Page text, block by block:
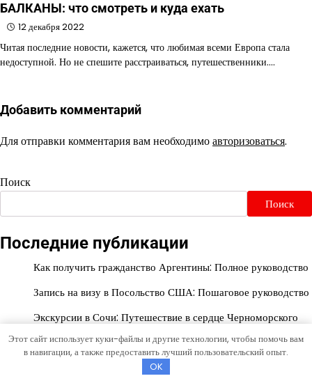
БАЛКАНЫ: что смотреть и куда ехать
12 декабря 2022
Читая последние новости, кажется, что любимая всеми Европа стала
недоступной. Но не спешите расстраиваться, путешественники.…
Добавить комментарий
Для отправки комментария вам необходимоавторизоваться.
Поиск
Поиск
Последние публикации
Как получить гражданство Аргентины: Полное руководство
Запись на визу в Посольство США: Пошаговое руководство
Экскурсии в Сочи: Путешествие в сердце Черноморского
курорта
Визы в Индию: Все, что вам нужно знать
Этот сайт использует куки-файлы и другие технологии, чтобы помочь вам
в навигации, а также предоставить лучший пользовательский опыт.
OK